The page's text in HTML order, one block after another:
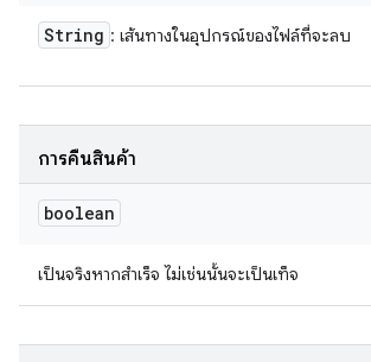
String : เส้นทางในอุปกรณ์ของไฟล์ที่จะลบ
การคืนสินค้า
boolean
เป็นจริงหากสำเร็จ ไม่เช่นนั้นจะเป็นเท็จ